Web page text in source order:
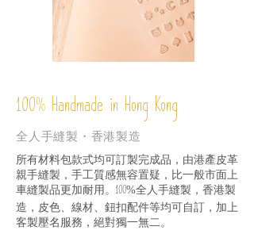
100% Handmade in Hong Kong
全人手縫製・香港製造
所有材料包款式均可訂製完成品，由港產皮革
親手縫製，手工質感無容置疑，比一般市面上
車縫製品更加耐用。 100%全人手縫製，香港製
造，皮色、線材、鈕扣配件等均可自訂，加上
客製壓名服務，絕對獨一無二。